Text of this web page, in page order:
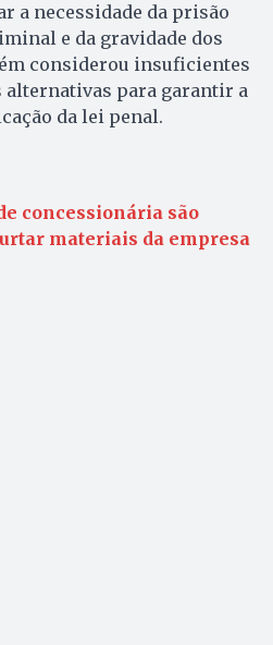
a necessidade da prisão
e da gravidade dos
considerou insuficientes
alternativas para garantir a
da lei penal.
concessionária são
materiais da empresa